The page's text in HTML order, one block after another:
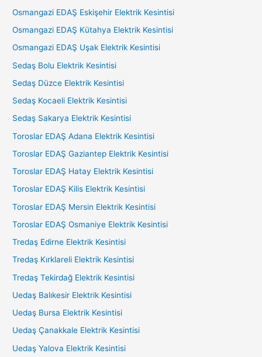
Osmangazi EDAŞ Eskişehir Elektrik Kesintisi
Osmangazi EDAŞ Kütahya Elektrik Kesintisi
Osmangazi EDAŞ Uşak Elektrik Kesintisi
Sedaş Bolu Elektrik Kesintisi
Sedaş Düzce Elektrik Kesintisi
Sedaş Kocaeli Elektrik Kesintisi
Sedaş Sakarya Elektrik Kesintisi
Toroslar EDAŞ Adana Elektrik Kesintisi
Toroslar EDAŞ Gaziantep Elektrik Kesintisi
Toroslar EDAŞ Hatay Elektrik Kesintisi
Toroslar EDAŞ Kilis Elektrik Kesintisi
Toroslar EDAŞ Mersin Elektrik Kesintisi
Toroslar EDAŞ Osmaniye Elektrik Kesintisi
Tredaş Edirne Elektrik Kesintisi
Tredaş Kırklareli Elektrik Kesintisi
Tredaş Tekirdağ Elektrik Kesintisi
Uedaş Balıkesir Elektrik Kesintisi
Uedaş Bursa Elektrik Kesintisi
Uedaş Çanakkale Elektrik Kesintisi
Uedaş Yalova Elektrik Kesintisi